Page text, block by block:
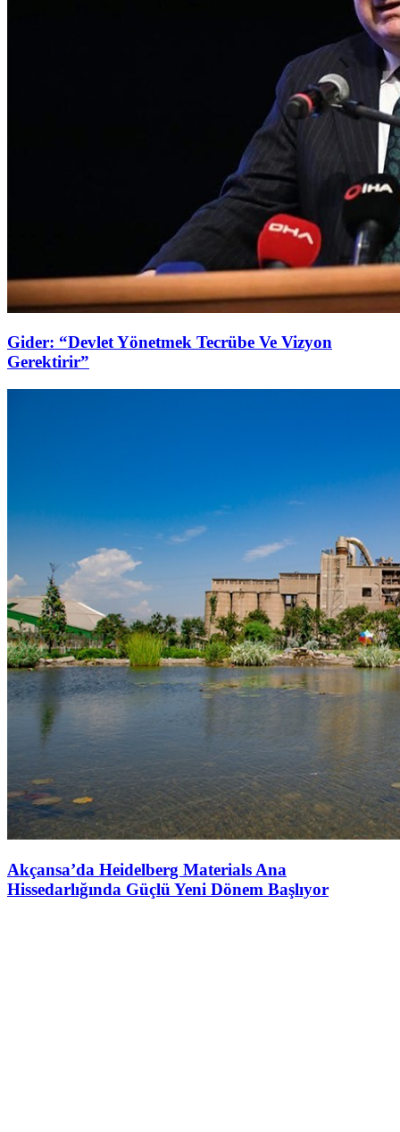
Gider: “Devlet Yönetmek Tecrübe Ve Vizyon
Gerektirir”
Akçansa’da Heidelberg Materials Ana
Hissedarlığında Güçlü Yeni Dönem Başlıyor